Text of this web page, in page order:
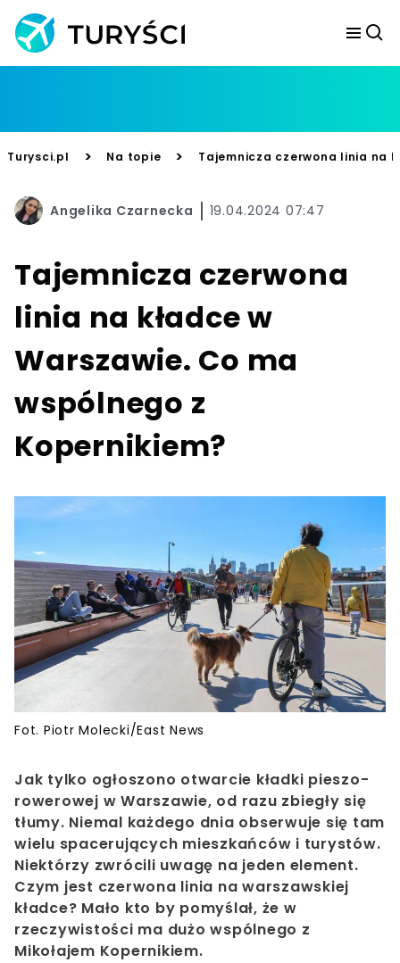
Turysci.pl > Na topie > Tajemnicza czerwona linia na
Angelika Czarnecka 19.04.2024 07:47
Tajemnicza czerwona
linia na kładce w
Warszawie. Co ma
wspólnego z
Kopernikiem?
Fot. Piotr Molecki/East News
Jak tylko ogłoszono otwarcie kładki pieszo-
rowerowej w Warszawie, od razu zbiegły się
tłumy. Niemal każdego dnia obserwuje się tam
wielu spacerujących mieszkańców i turystów.
Niektórzy zwrócili uwagę na jeden element.
Czym jest czerwona linia na warszawskiej
kładce? Mało kto by pomyślał, że w
rzeczywistości ma dużo wspólnego z
Mikołajem Kopernikiem.